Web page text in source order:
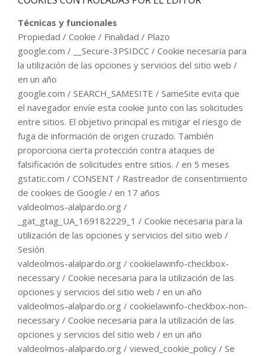
Técnicas y funcionales
Propiedad / Cookie / Finalidad / Plazo
google.com / __Secure-3PSIDCC / Cookie necesaria para
la utilización de las opciones y servicios del sitio web /
en un año
google.com / SEARCH_SAMESITE / SameSite evita que
el navegador envíe esta cookie junto con las solicitudes
entre sitios. El objetivo principal es mitigar el riesgo de
fuga de información de origen cruzado. También
proporciona cierta protección contra ataques de
falsificación de solicitudes entre sitios. / en 5 meses
gstatic.com / CONSENT / Rastreador de consentimiento
de cookies de Google / en 17 años
valdeolmos-alalpardo.org /
_gat_gtag_UA_169182229_1 / Cookie necesaria para la
utilización de las opciones y servicios del sitio web /
Sesión
valdeolmos-alalpardo.org / cookielawinfo-checkbox-
necessary / Cookie necesaria para la utilización de las
opciones y servicios del sitio web / en un año
valdeolmos-alalpardo.org / cookielawinfo-checkbox-non-
necessary / Cookie necesaria para la utilización de las
opciones y servicios del sitio web / en un año
valdeolmos-alalpardo.org / viewed_cookie_policy / Se